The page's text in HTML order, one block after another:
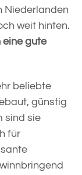
Niederlanden
weit hinten.
eine gute
beliebte
günstig
sind sie
für